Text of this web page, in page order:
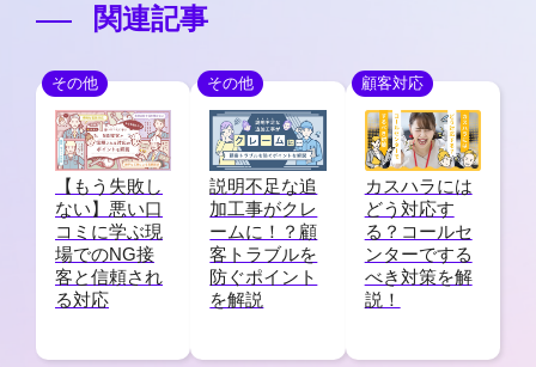
関連記事
その他
【もう失敗し
ない】悪い口
コミに学ぶ現
場でのNG接
客と信頼され
る対応
その他
説明不足な追
加工事がクレ
ームに！？顧
客トラブルを
防ぐポイント
を解説
顧客対応
カスハラには
どう対応す
る？コールセ
ンターでする
べき対策を解
説！